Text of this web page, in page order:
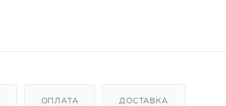
ОПЛАТА ДОСТАВКА